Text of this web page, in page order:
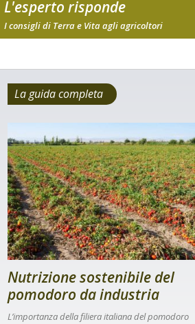
L'esperto risponde
I consigli di Terra e Vita agli agricoltori
La guida completa
Nutrizione sostenibile del
pomodoro da industria
L’importanza della filiera italiana del pomodoro